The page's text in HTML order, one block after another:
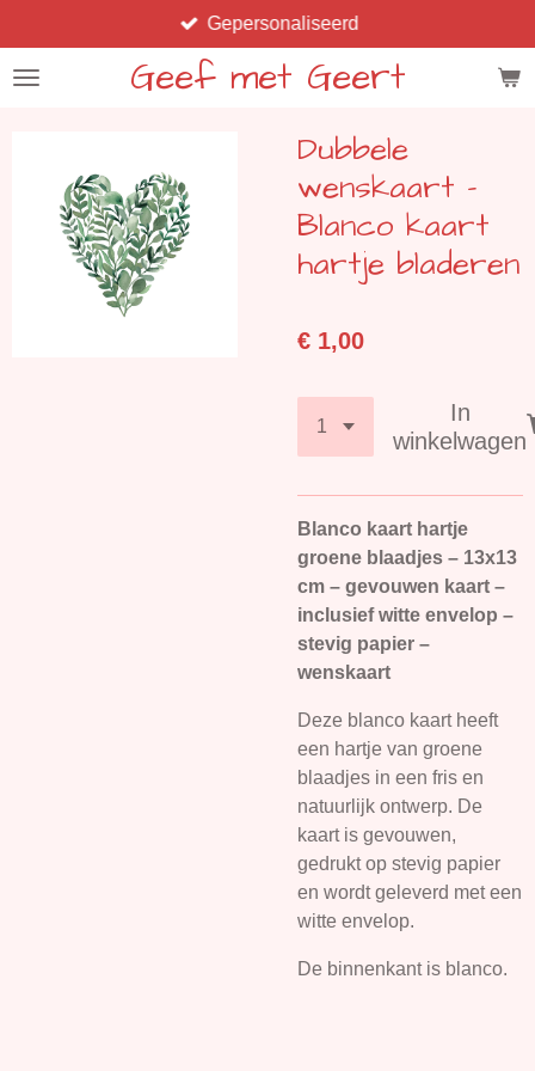
direct
naar
Geef met Geert
Gepersonaliseerd
Dubbele
wenskaart -
Blanco kaart
hartje bladeren
€ 1,00
In
winkelwagen
Blanco kaart hartje
groene blaadjes – 13x13
cm – gevouwen kaart –
inclusief witte envelop –
stevig papier –
wenskaart
Deze blanco kaart heeft
een hartje van groene
blaadjes in een fris en
natuurlijk ontwerp. De
kaart is gevouwen,
gedrukt op stevig papier
en wordt geleverd met een
witte envelop.
De binnenkant is blanco.